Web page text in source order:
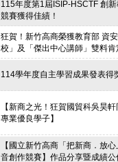
115年度第1屆ISIP-HSCTF 創
競賽獲得佳績！
狂賀！新竹高商榮獲教育部 資
校」及「傑出中心講師」雙料肯
114學年度自主學習成果發表得
【新商之光！狂賀國貿科吳昊
專業優良學子】
【國立新竹高商「把新商．放
音創作競賽】作品分享暨成績公